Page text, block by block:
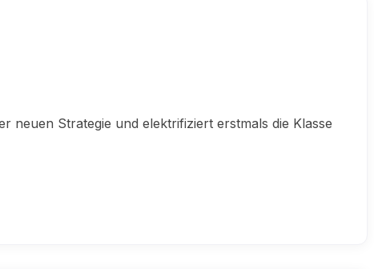
neuen Strategie und elektrifiziert erstmals die Klasse